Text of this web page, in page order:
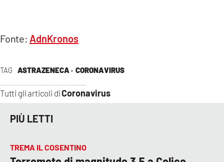
TAG ASTRAZENECA · CORONAVIRUS
Tutti gli articoli diCoronavirus
Fonte: AdnKronos
PIÙ LETTI
TREMA IL COSENTINO